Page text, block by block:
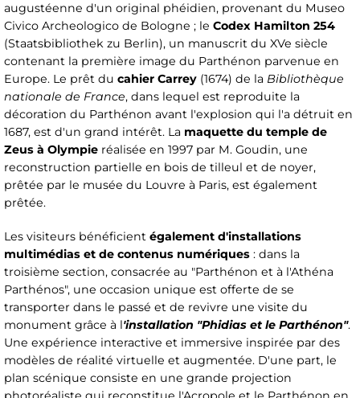
augustéenne d'un original phéidien, provenant du Museo
Civico Archeologico de Bologne ; le Codex Hamilton 254
(Staatsbibliothek zu Berlin), un manuscrit du XVe siècle
contenant la première image du Parthénon parvenue en
Europe. Le prêt du cahier Carrey (1674) de la Bibliothèque
nationale de France, dans lequel est reproduite la
décoration du Parthénon avant l'explosion qui l'a détruit en
1687, est d'un grand intérêt. La maquette du temple de
Zeus à Olympie réalisée en 1997 par M. Goudin, une
reconstruction partielle en bois de tilleul et de noyer,
prêtée par le musée du Louvre à Paris, est également
prêtée.
Les visiteurs bénéficient également d'installations
multimédias et de contenus numériques : dans la
troisième section, consacrée au "Parthénon et à l'Athéna
Parthénos", une occasion unique est offerte de se
transporter dans le passé et de revivre une visite du
monument grâce à l'installation "Phidias et le Parthénon".
Une expérience interactive et immersive inspirée par des
modèles de réalité virtuelle et augmentée. D'une part, le
plan scénique consiste en une grande projection